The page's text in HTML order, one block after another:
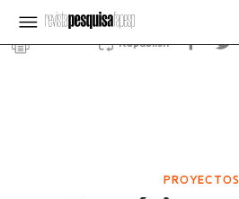
Republish
PROYECTOS